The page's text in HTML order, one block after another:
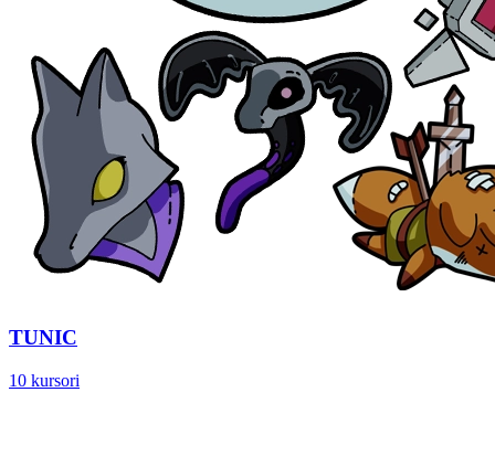
TUNIC
10 kursori